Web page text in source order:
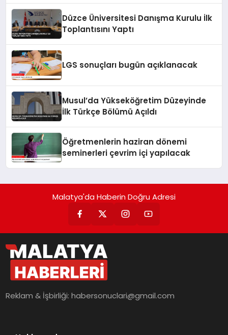
Düzce Üniversitesi Danışma Kurulu İlk
Toplantısını Yaptı
LGS sonuçları bugün açıklanacak
Musul’da Yükseköğretim Düzeyinde
İlk Türkçe Bölümü Açıldı
Öğretmenlerin haziran dönemi
seminerleri çevrim içi yapılacak
Malatya'da Haberin Doğru Adresi
Reklam & İşbirliği:habersonuclari@gmail.com